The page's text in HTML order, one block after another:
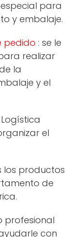
para
y embalaje.
pedido : se le
realizar
la
y el
el
los productos
de
profesional
con